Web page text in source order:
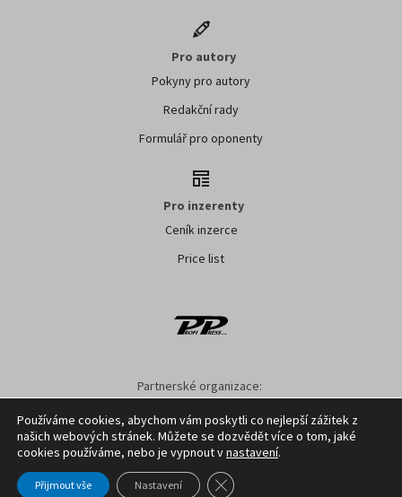
Pro autory
Pokyny pro autory
Redakční rady
Formulář pro oponenty
Pro inzerenty
Ceník inzerce
Price list
Partnerské organizace:
Nastavení cookies GDPR Facebook Kontakt
Copyright © 2026 Profi Press s.r.o.
Používáme cookies, abychom vám poskytli co nejlepší zážitek z
našich webových stránek. Můžete se dozvědět více o tom, jaké
cookies používáme, nebo je vypnout vnastavení.
Přijmout vše Nastavení Zavřít cookie lištu GDPR